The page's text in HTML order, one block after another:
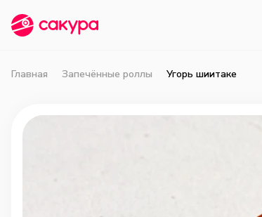
Главная Запечённые роллы Угорь шиитаке